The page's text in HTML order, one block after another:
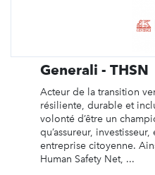
Generali - THSN
Acteur de la transition
résiliente, durable et
volonté d’être un
qu’assureur,
entreprise citoyenne.
Human Safety Net, ...